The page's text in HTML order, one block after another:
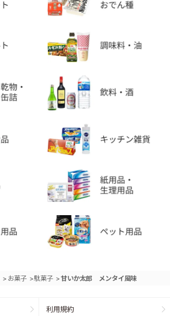
> お菓子 >駄菓子 >甘いか太郎 メンタイ風味
利用規約